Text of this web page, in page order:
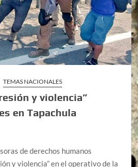
TEMAS NACIONALES
y violencia”
en Tapachula
de derechos humanos
y violencia” en el operativo de la